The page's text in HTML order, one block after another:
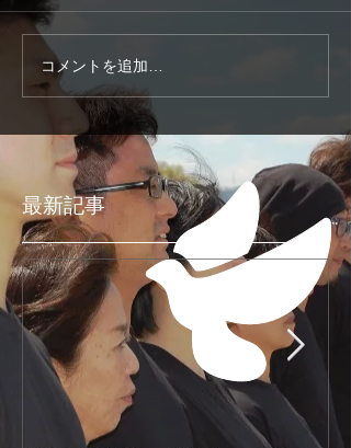
コメントを追加…
最新記事